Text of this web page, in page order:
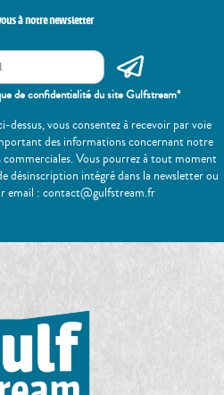
à notre newsletter
de confidentialité du site Gulfstream*
dessus, vous consentez à recevoir par voie
des informations concernant notre
Vous pourrez à tout moment
désinscription intégré dans la newsletter ou
email : contact@gulfstream.fr